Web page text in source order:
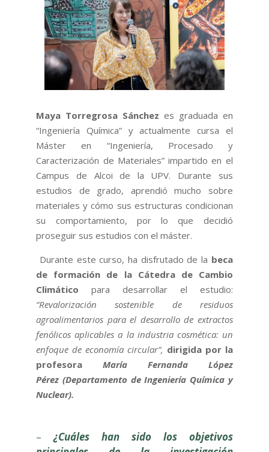
Maya Torregrosa Sánchez es graduada en
“Ingeniería Química” y actualmente cursa el
Máster en “Ingeniería, Procesado y
Caracterización de Materiales” impartido en el
Campus de Alcoi de la UPV. Durante sus
estudios de grado, aprendió mucho sobre
materiales y cómo sus estructuras condicionan
su comportamiento, por lo que decidió
proseguir sus estudios con el máster.
Durante este curso, ha disfrutado de la beca
de formación de la Cátedra de Cambio
Climático para desarrollar el estudio:
“Revalorización sostenible de residuos
agroalimentarios para el desarrollo de extractos
fenólicos aplicables a la industria cosmética: un
enfoque de economía circular”, dirigida por la
profesoraMaría Fernanda López
Pérez (Departamento de Ingeniería Química y
Nuclear).
–¿Cuáles han sido los objetivos